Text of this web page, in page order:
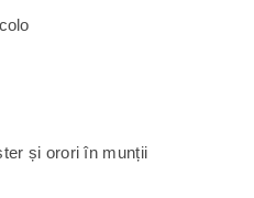
și orori în munții